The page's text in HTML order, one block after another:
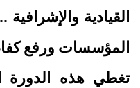
القيادية
المؤسسات ورفع
تغطي هذه الدورة